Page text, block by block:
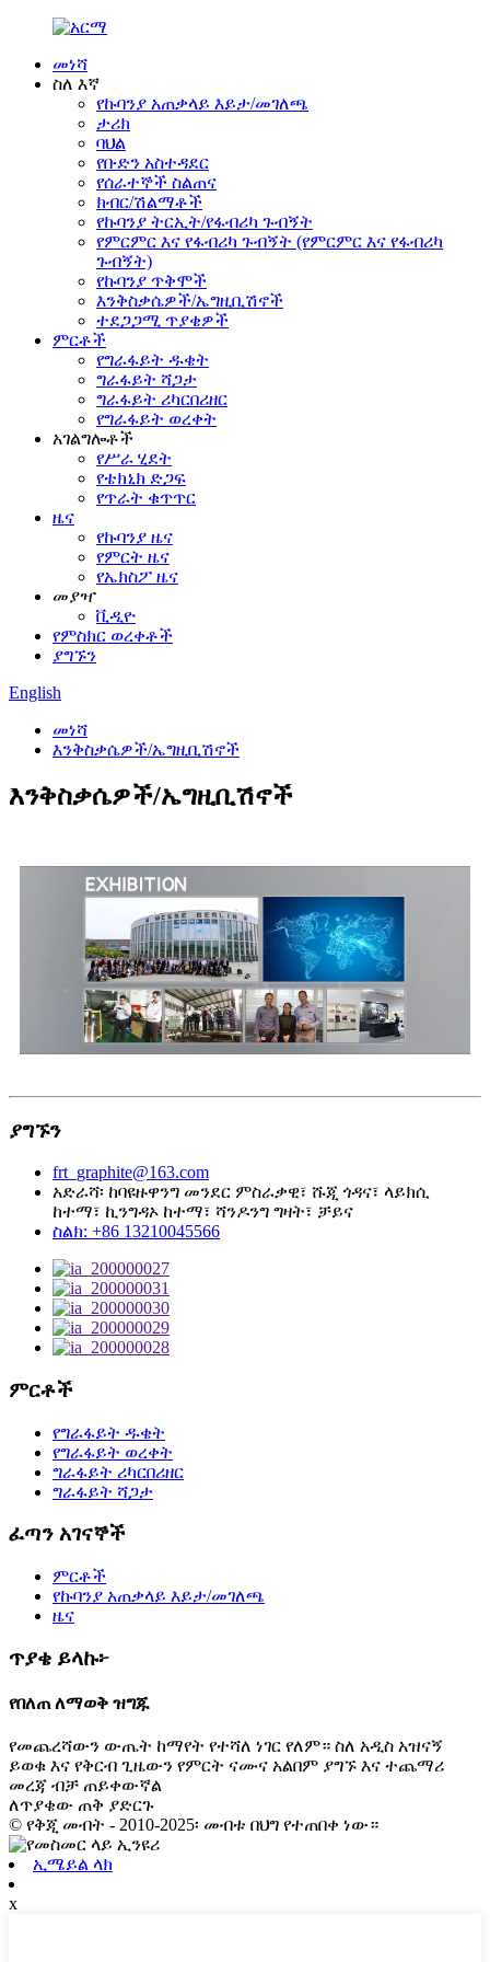
መነሻ
ስለ እኛ
የኩባንያ አጠቃላይ እይታ/መገለጫ
ታሪክ
ባህል
የቡድን አስተዳደር
የሰራተኞች ስልጠና
ክብር/ሽልማቶች
የኩባንያ ትርኢት/የፋብሪካ ጉብኝት
የምርምር እና የፋብሪካ ጉብኝት (የምርምር እና የፋብሪካ
ጉብኝት)
የኩባንያ ጥቅሞች
እንቅስቃሴዎች/ኤግዚቢሽኖች
ተደጋጋሚ ጥያቄዎች
ምርቶች
የግራፋይት ዱቄት
ግራፋይት ሻጋታ
ግራፋይት ሪካርበሪዘር
የግራፋይት ወረቀት
አገልግሎቶች
የሥራ ሂደት
የቴክኒክ ድጋፍ
የጥራት ቁጥጥር
ዜና
የኩባንያ ዜና
የምርት ዜና
የኤክስፖ ዜና
መያዣ
ቪዲዮ
የምስክር ወረቀቶች
ያግኙን
English
መነሻ
እንቅስቃሴዎች/ኤግዚቢሽኖች
እንቅስቃሴዎች/ኤግዚቢሽኖች
ያግኙን
frt_graphite@163.com
አድራሻ፡ ከባዩዙዋንግ መንደር ምስራቃዊ፣ ሹጂ ጎዳና፣ ላይክሲ
ከተማ፣ ኪንግዳኦ ከተማ፣ ሻንዶንግ ግዛት፣ ቻይና
ስልክ: +86 13210045566
ምርቶች
የግራፋይት ዱቄት
የግራፋይት ወረቀት
ግራፋይት ሪካርበሪዘር
ግራፋይት ሻጋታ
ፈጣን አገናኞች
ምርቶች
የኩባንያ አጠቃላይ እይታ/መገለጫ
ዜና
ጥያቄ ይላኩ፦
የበለጠ ለማወቅ ዝግጁ
የመጨረሻውን ውጤት ከማየት የተሻለ ነገር የለም። ስለ አዲስ አዝናኝ
ይወቁ እና የቅርብ ጊዜውን የምርት ናሙና አልበም ያግኙ እና ተጨማሪ
መረጃ ብቻ ጠይቀውኛል
ለጥያቄው ጠቅ ያድርጉ
© የቅጂ መብት - 2010-2025፡ መብቱ በህግ የተጠበቀ ነው።
ኢሜይል ላክ
x